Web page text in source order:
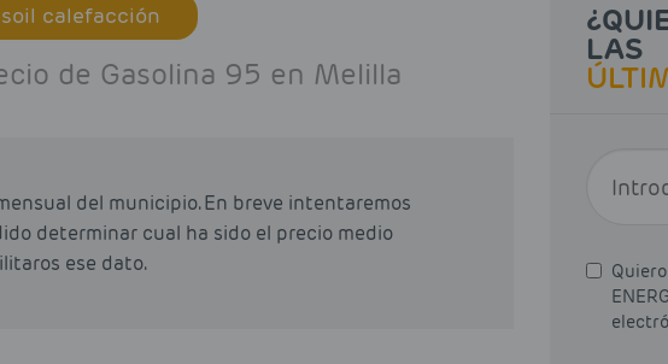
calefacción
de Gasolina 95 en Melilla
del municipio. En breve intentaremos
determinar cual ha sido el precio medio
ese dato.
LAS